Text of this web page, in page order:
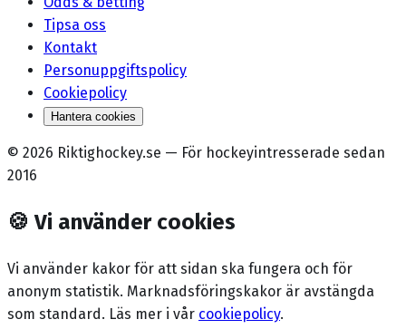
Tipsa oss
Kontakt
Personuppgiftspolicy
Cookiepolicy
Hantera cookies
© 2026 Riktighockey.se — För hockeyintresserade sedan
2016
🍪 Vi använder cookies
Vi använder kakor för att sidan ska fungera och för
anonym statistik. Marknadsförings­kakor är avstängda
som standard. Läs mer i vår cookiepolicy.